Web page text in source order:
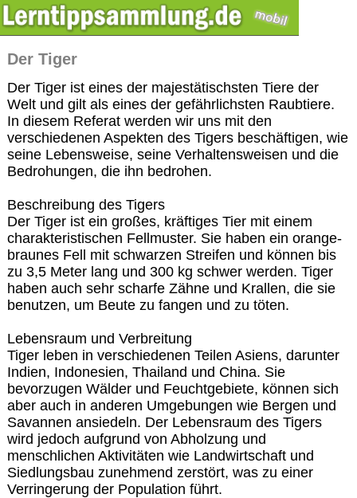
Der Tiger
Der Tiger ist eines der majestätischsten Tiere der
Welt und gilt als eines der gefährlichsten Raubtiere.
In diesem Referat werden wir uns mit den
verschiedenen Aspekten des Tigers beschäftigen, wie
seine Lebensweise, seine Verhaltensweisen und die
Bedrohungen, die ihn bedrohen.
Beschreibung des Tigers
Der Tiger ist ein großes, kräftiges Tier mit einem
charakteristischen Fellmuster. Sie haben ein orange-
braunes Fell mit schwarzen Streifen und können bis
zu 3,5 Meter lang und 300 kg schwer werden. Tiger
haben auch sehr scharfe Zähne und Krallen, die sie
benutzen, um Beute zu fangen und zu töten.
Lebensraum und Verbreitung
Tiger leben in verschiedenen Teilen Asiens, darunter
Indien, Indonesien, Thailand und China. Sie
bevorzugen Wälder und Feuchtgebiete, können sich
aber auch in anderen Umgebungen wie Bergen und
Savannen ansiedeln. Der Lebensraum des Tigers
wird jedoch aufgrund von Abholzung und
menschlichen Aktivitäten wie Landwirtschaft und
Siedlungsbau zunehmend zerstört, was zu einer
Verringerung der Population führt.